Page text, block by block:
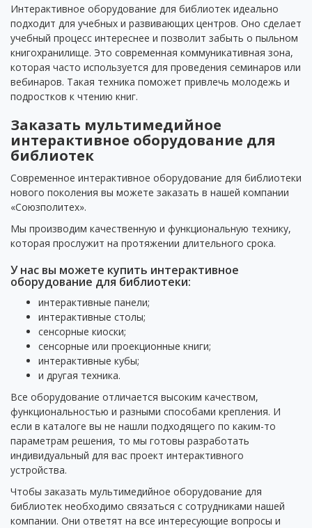
Интерактивное оборудование для библиотек идеально
подходит для учебных и развивающих центров. Оно сделает
учебный процесс интереснее и позволит забыть о пыльном
книгохранилище. Это современная коммуникативная зона,
которая часто используется для проведения семинаров или
вебинаров. Такая техника поможет привлечь молодежь и
подростков к чтению книг.
Заказать мультимедийное
интерактивное оборудование для
библиотек
Современное интерактивное оборудование для библиотеки
нового поколения вы можете заказать в нашей компании
«Союзполитех».
Мы производим качественную и функциональную технику,
которая прослужит на протяжении длительного срока.
У нас вы можете купить интерактивное
оборудование для библиотеки:
интерактивные панели;
интерактивные столы;
сенсорные киоски;
сенсорные или проекционные книги;
интерактивные кубы;
и другая техника.
Все оборудование отличается высоким качеством,
функциональностью и разными способами крепления. И
если в каталоге вы не нашли подходящего по каким-то
параметрам решения, то мы готовы разработать
индивидуальный для вас проект интерактивного
устройства.
Чтобы заказать мультимедийное оборудование для
библиотек необходимо связаться с сотрудниками нашей
компании. Они ответят на все интересующие вопросы и